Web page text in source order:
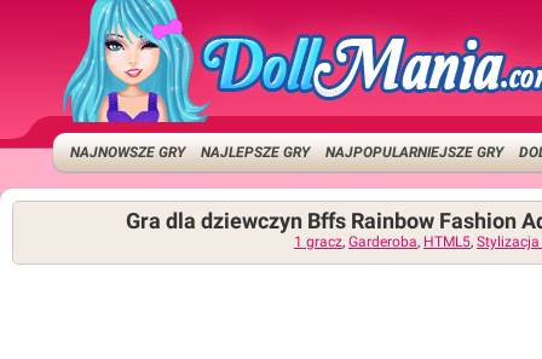
NAJNOWSZE GRY NAJLEPSZE GRY NAJPOPULARNIEJSZE GRY
Gra dla dziewczyn Bffs Rainbow Fashion
1 gracz, Garderoba, HTML5,